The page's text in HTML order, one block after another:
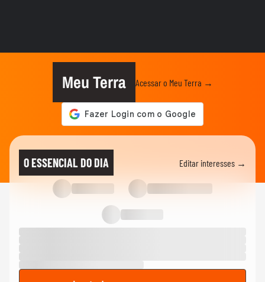
Traficantes pintam maritacas como
papagaios para vendê-las mais...
Presos por sequestro de empresário em
Carapicuíba (SP) se gravaram...
Vídeo mostra sargento carregando corpo
da esposa capitã da PM...
Meu Terra Acessar o Meu Terra →
O ESSENCIAL DO DIA Editar interesses →